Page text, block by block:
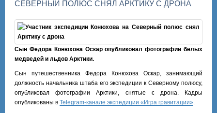
СЕВЕРНЫЙ ПОЛЮС СНЯЛ АРКТИКУ С ДРОНА
Сын Федора Конюхова Оскар опубликовал фотографии белых
медведей и льдов Арктики.
Сын путешественника Федора Конюхова Оскар, занимающий
должность начальника штаба его экспедиции к Северному полюсу,
опубликовал фотографии Арктики, снятые с дрона. Кадры
опубликованы в Telegram-канале экспедиции «Игра гравитации».